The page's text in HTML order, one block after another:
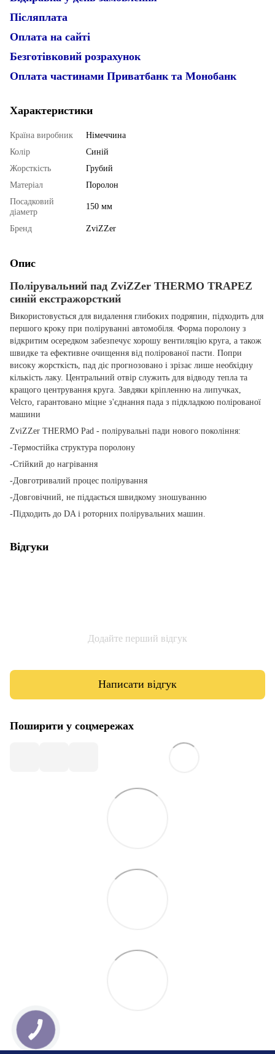
Післяплата
Оплата на сайті
Безготівковий розрахунок
Оплата частинами Приватбанк та Монобанк
Характеристики
Країна виробник
Німеччина
Колір
Синій
Жорсткість
Грубий
Матеріал
Поролон
Посадковий
діаметр
150 мм
Бренд ZviZZer
Опис
Полірувальний пад ZviZZer THERMO TRAPEZ
синій екстражорсткий
Використовується для видалення глибоких подряпин, підходить для
першого кроку при поліруванні автомобіля. Форма поролону з
відкритим осередком забезпечує хорошу вентиляцію круга, а також
швидке та ефективне очищення від полірованої пасти. Попри
високу жорсткість, пад діє прогнозовано і зрізає лише необхідну
кількість лаку. Центральний отвір служить для відводу тепла та
кращого центрування круга. Завдяки кріпленню на липучках,
Velcro, гарантовано міцне з'єднання пада з підкладкою полірованої
машини
ZviZZer THERMO Pad - полірувальні пади нового покоління:
-Термостійка структура поролону
-Стійкий до нагрівання
-Довготривалий процес полірування
-Довговічний, не піддається швидкому зношуванню
-Підходить до DA і роторних полірувальних машин.
Відгуки
Додайте перший відгук
Написати відгук
Поширити у соцмережах